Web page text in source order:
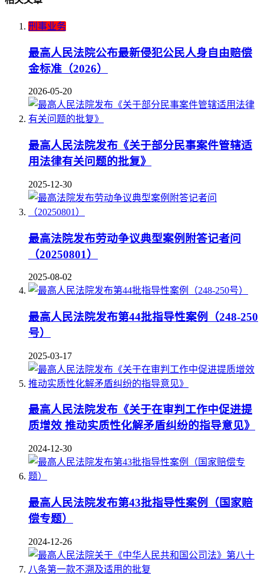
刑事业务
最高人民法院公布最新侵犯公民人身自由赔偿
金标准（2026）
2026-05-20
最高人民法院发布《关于部分民事案件管辖适
用法律有关问题的批复》
2025-12-30
最高法院发布劳动争议典型案例附答记者问
（20250801）
2025-08-02
最高人民法院发布第44批指导性案例（248-250
号）
2025-03-17
最高人民法院发布《关于在审判工作中促进提
质增效 推动实质性化解矛盾纠纷的指导意见》
2024-12-30
最高人民法院发布第43批指导性案例（国家赔
偿专题）
2024-12-26